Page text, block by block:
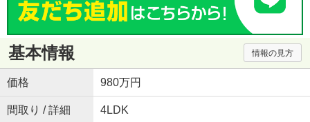
基本情報 情報の見方
価格 980万円
間取り / 詳細 4LDK